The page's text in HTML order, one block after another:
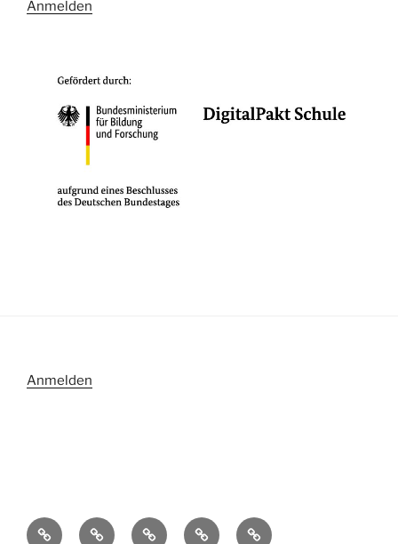
Anmelden
Anmelden
Termine/Kalender
Cloud ImpressumDatenschutzerklärung
Imagefilm